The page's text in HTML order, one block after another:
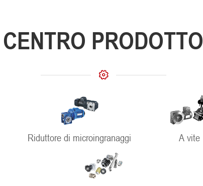
CENTRO PRODOTTO
Riduttore di microingranaggi A vite